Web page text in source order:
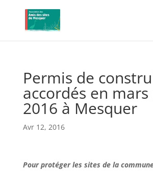
Permis de
accordés en
2016 à Mesquer
Avr 12, 2016
Pour protéger les sites de la